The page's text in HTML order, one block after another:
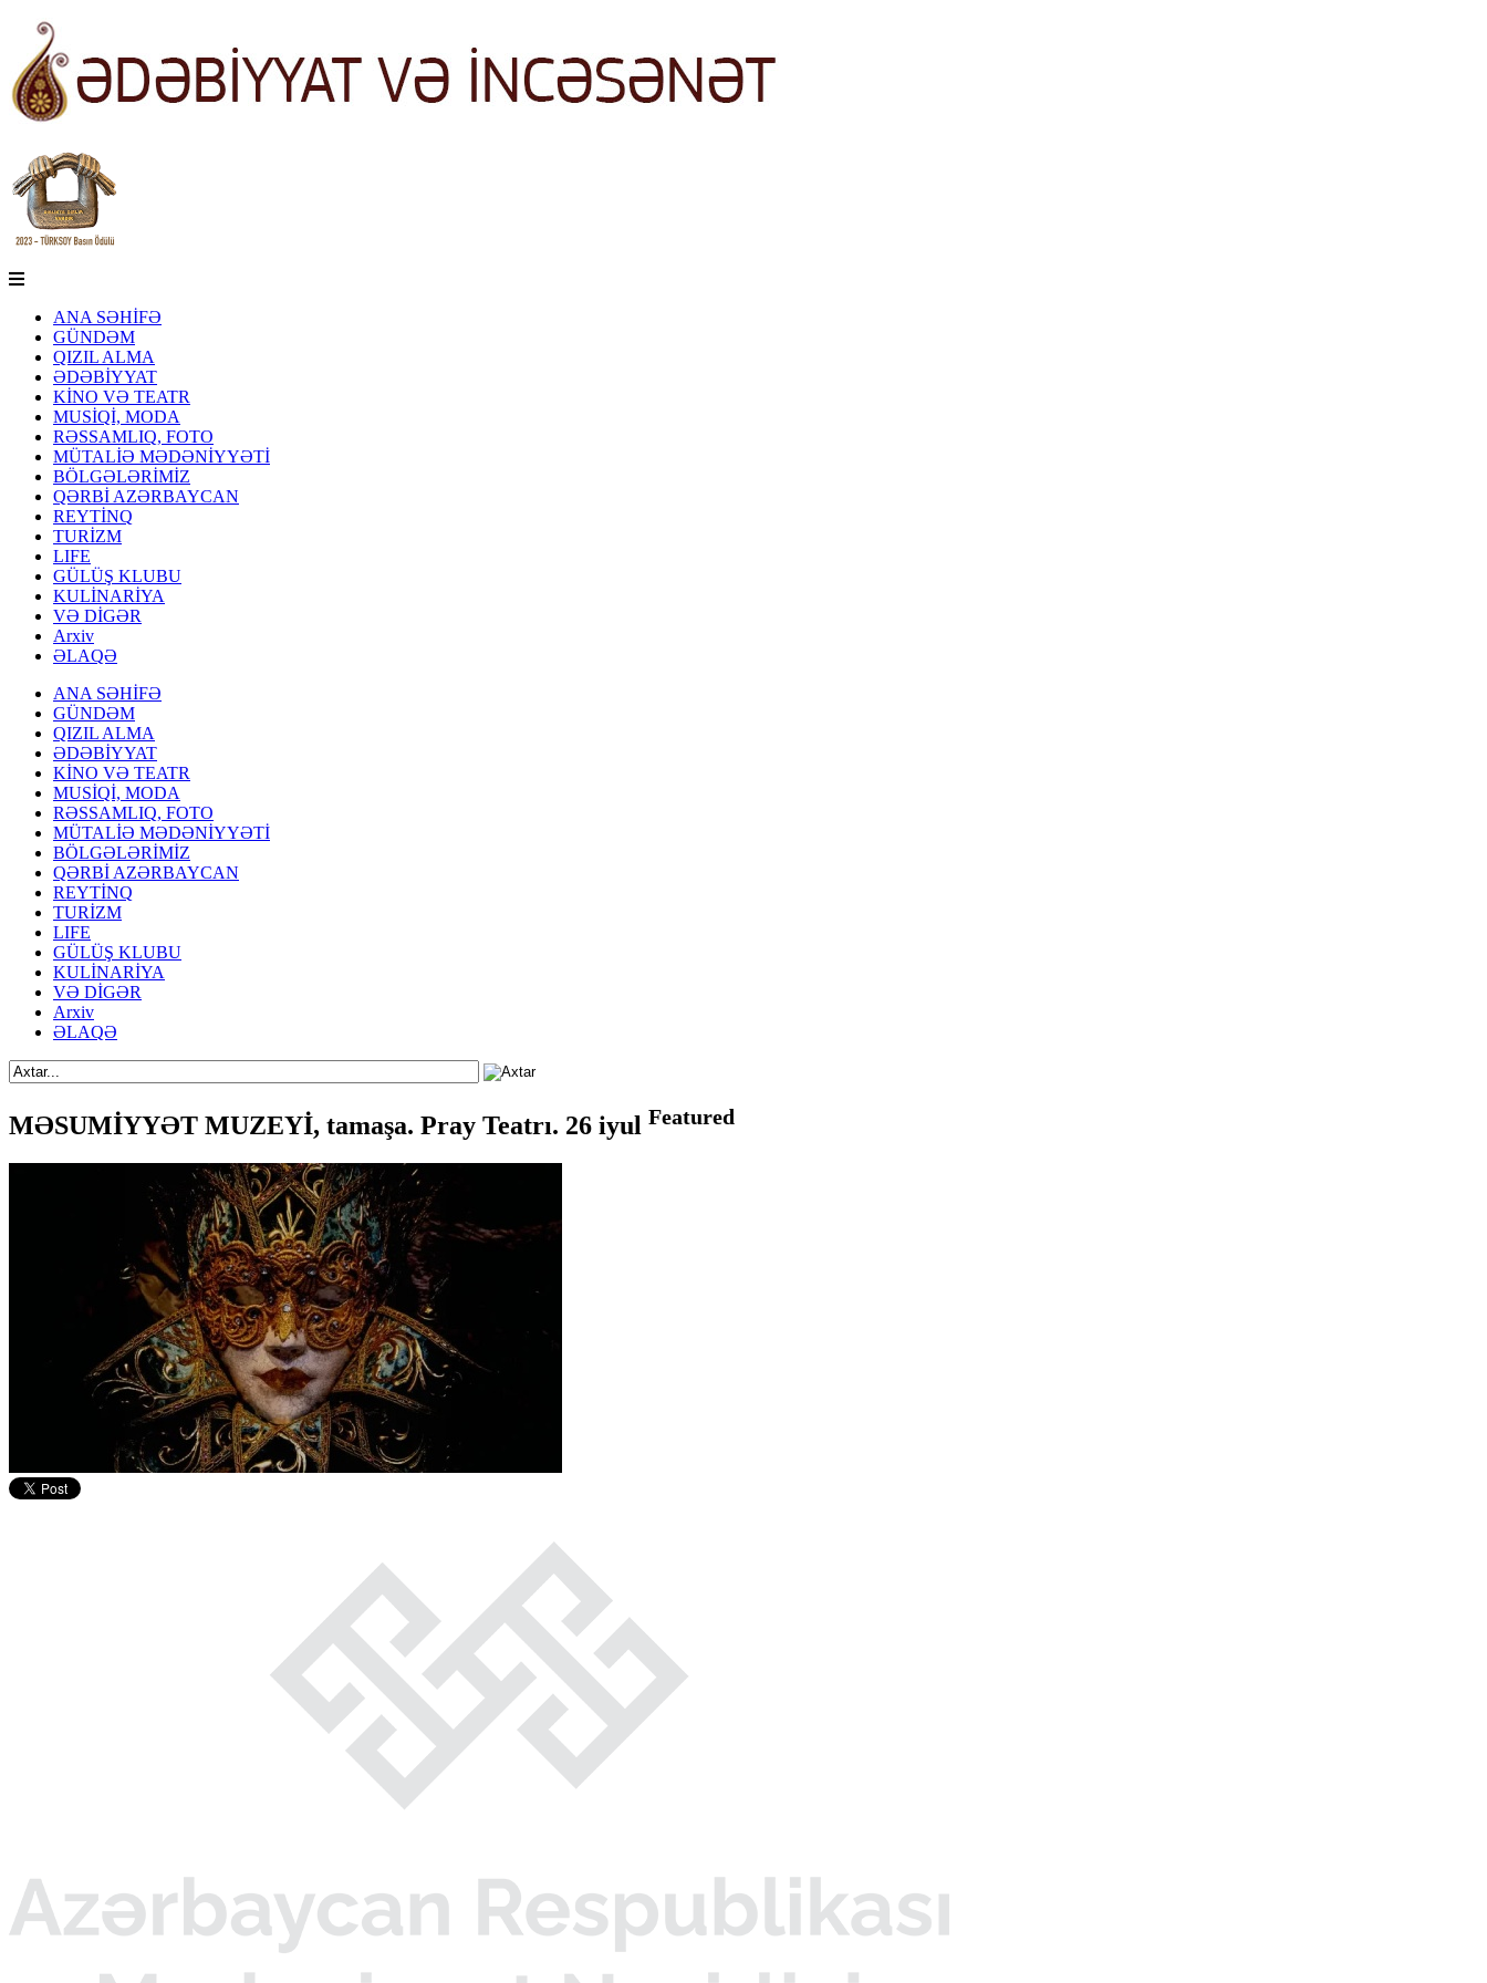
ANA SƏHİFƏ
GÜNDƏM
QIZIL ALMA
ƏDƏBİYYAT
KİNO VƏ TEATR
MUSİQİ, MODA
RƏSSAMLIQ, FOTO
MÜTALİƏ MƏDƏNİYYƏTİ
BÖLGƏLƏRİMİZ
QƏRBİ AZƏRBAYCAN
REYTİNQ
TURİZM
LIFE
GÜLÜŞ KLUBU
KULİNARİYA
VƏ DİGƏR
Arxiv
ƏLAQƏ
ANA SƏHİFƏ
GÜNDƏM
QIZIL ALMA
ƏDƏBİYYAT
KİNO VƏ TEATR
MUSİQİ, MODA
RƏSSAMLIQ, FOTO
MÜTALİƏ MƏDƏNİYYƏTİ
BÖLGƏLƏRİMİZ
QƏRBİ AZƏRBAYCAN
REYTİNQ
TURİZM
LIFE
GÜLÜŞ KLUBU
KULİNARİYA
VƏ DİGƏR
Arxiv
ƏLAQƏ
MƏSUMİYYƏT MUZEYİ, tamaşa. Pray Teatrı. 26 iyul Featured